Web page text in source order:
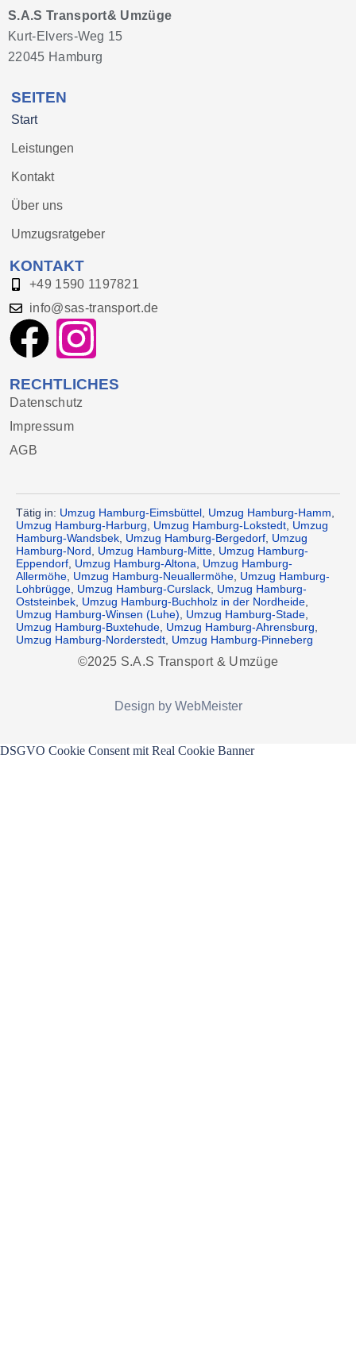
S.A.S Transport& Umzüge
Kurt-Elvers-Weg 15
22045 Hamburg
SEITEN
Start
Leistungen
Kontakt
Über uns
Umzugsratgeber
KONTAKT
+49 1590 1197821
info@sas-transport.de
RECHTLICHES
Datenschutz
Impressum
AGB
Tätig in: Umzug Hamburg-Eimsbüttel Umzug Hamburg-Hamm
Umzug Hamburg-Harburg
Umzug Hamburg-Lokstedt Umzug
Hamburg-Wandsbek Umzug Hamburg-Bergedorf Umzug
Hamburg-Nord
Umzug Hamburg-Mitte Umzug Hamburg-
Eppendorf Umzug Hamburg-Altona
Umzug Hamburg-
Allermöhe Umzug Hamburg-Neuallermöhe Umzug Hamburg-
Lohbrügge Umzug Hamburg-Curslack Umzug Hamburg-
Oststeinbek Umzug Hamburg-Buchholz in der Nordheide
Umzug Hamburg-Winsen (Luhe)
Umzug Hamburg-Stade
Umzug Hamburg-Buxtehude Umzug Hamburg-Ahrensburg
Umzug Hamburg-Norderstedt Umzug Hamburg-Pinneberg
©2025 S.A.S Transport & Umzüge
Design by WebMeister
DSGVO Cookie Consent mit Real Cookie Banner